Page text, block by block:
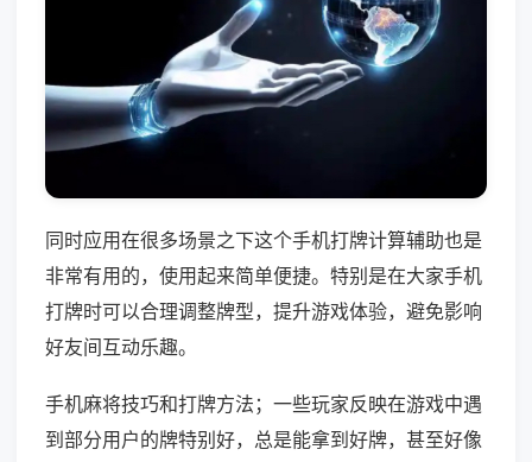
同时应用在很多场景之下这个手机打牌计算辅助也是
非常有用的，使用起来简单便捷。特别是在大家手机
打牌时可以合理调整牌型，提升游戏体验，避免影响
好友间互动乐趣。
手机麻将技巧和打牌方法；一些玩家反映在游戏中遇
到部分用户的牌特别好，总是能拿到好牌，甚至好像